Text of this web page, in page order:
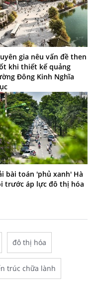
gia nêu vấn đề then
khi thiết kế quảng
Đông Kinh Nghĩa
bài toán 'phủ xanh' Hà
trước áp lực đô thị hóa
đô thị hóa
trúc chữa lành